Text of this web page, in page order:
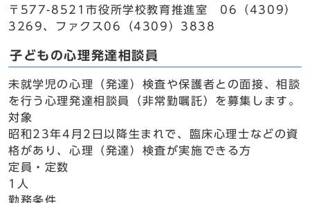
〒577-8521市役所学校教育推進室 06（4309）
3269、ファクス06（4309）3838
子どもの心理発達相談員
未就学児の心理（発達）検査や保護者との面接、相談
を行う心理発達相談員（非常勤嘱託）を募集します。
対象
昭和23年4月2日以降生まれで、臨床心理士などの資
格があり、心理（発達）検査が実施できる方
定員・定数
1人
勤務条件